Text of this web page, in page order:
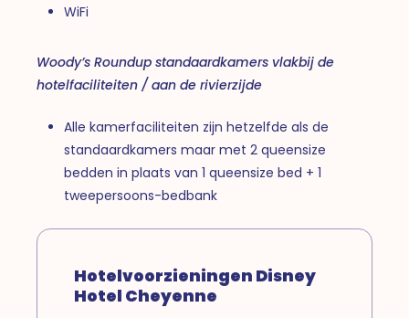
WiFi
Woody’s Roundup standaardkamers vlakbij de
hotelfaciliteiten / aan de rivierzijde
Alle kamerfaciliteiten zijn hetzelfde als de
standaardkamers maar met 2 queensize
bedden in plaats van 1 queensize bed + 1
tweepersoons-bedbank
Hotelvoorzieningen Disney
Hotel Cheyenne